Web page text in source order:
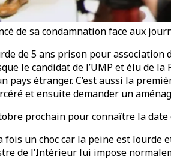
de sa condamnation face aux
de 5 ans prison pour
le candidat de l’UMP et élu de
étranger. C’est aussi la
et ensuite demander un
prochain pour connaître la
fois un choc car la peine est
de l’Intérieur lui impose